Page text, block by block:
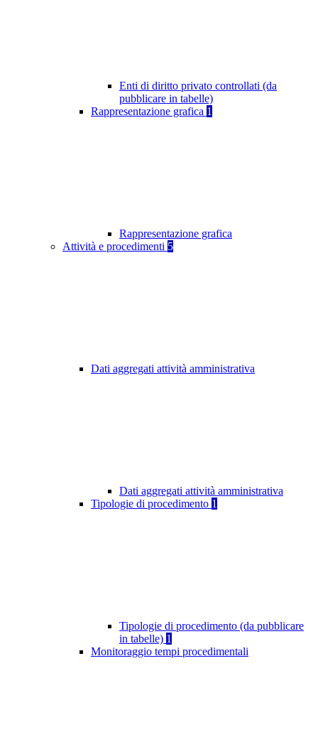
Enti di diritto privato controllati (da
pubblicare in tabelle)
Rappresentazione grafica 1
Rappresentazione grafica
Attività e procedimenti 5
Dati aggregati attività amministrativa
Dati aggregati attività amministrativa
Tipologie di procedimento 1
Tipologie di procedimento (da pubblicare
in tabelle) 1
Monitoraggio tempi procedimentali